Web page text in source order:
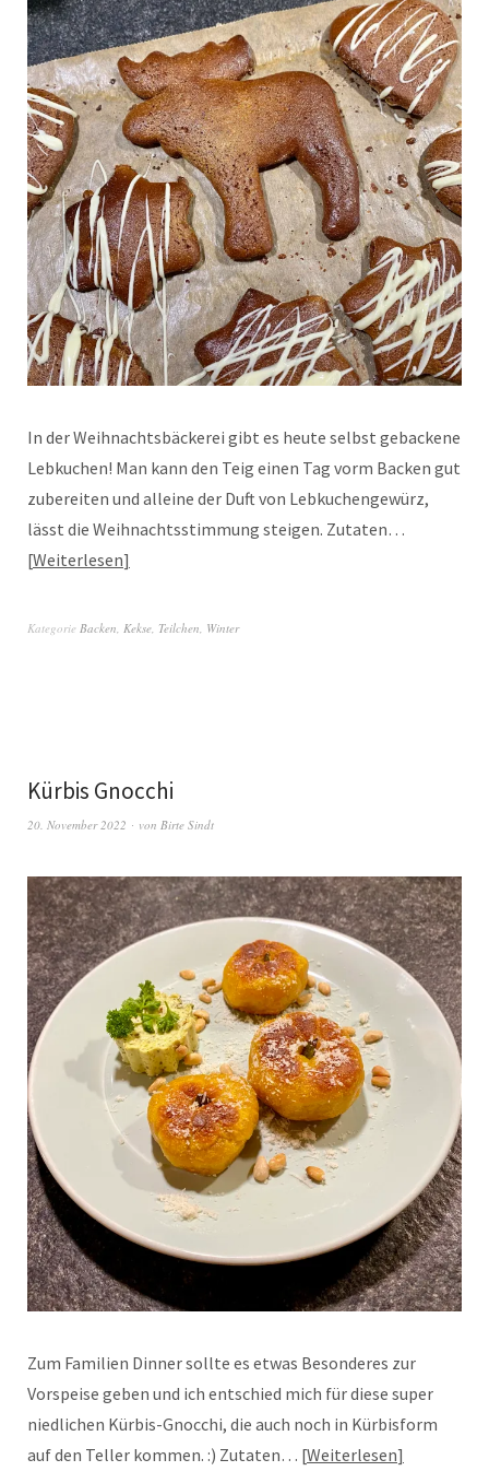
In der Weihnachtsbäckerei gibt es heute selbst gebackene
Lebkuchen! Man kann den Teig einen Tag vorm Backen gut
zubereiten und alleine der Duft von Lebkuchengewürz,
lässt die Weihnachtsstimmung steigen. Zutaten…
Weiterlesen
Kategorie Backen, Kekse, Teilchen, Winter
Kürbis Gnocchi
20. November 2022 von Birte Sindt
Zum Familien Dinner sollte es etwas Besonderes zur
Vorspeise geben und ich entschied mich für diese super
niedlichen Kürbis-Gnocchi, die auch noch in Kürbisform
auf den Teller kommen. :) Zutaten… Weiterlesen